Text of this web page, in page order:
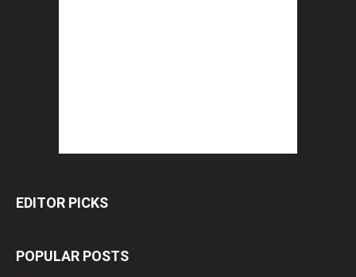
EDITOR PICKS
POPULAR POSTS